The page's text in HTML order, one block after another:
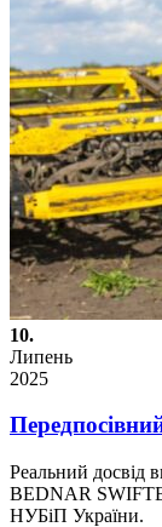
10.
Липень
2025
Реальний досвід
BEDNAR
НУБіП України.